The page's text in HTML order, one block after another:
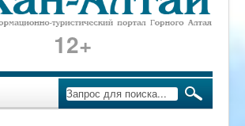
12+